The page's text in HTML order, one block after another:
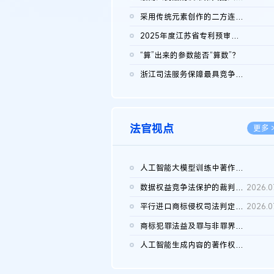
采用传统元素创作的二方连续装饰图案作品的独创性及侵权对比认定
2025年度江苏省专利预审典型案例
“算”出来的参数能否“算数”？
浙江司法服务保障最具竞争力营商环境建设典型案例（第二批）含侵...
法官视点 更多
人工智能大模型训练中著作权的合理使用
数据权益竞争法保护的裁判路径构建
平行进口商标侵权司法判定规则的困境与纾解
商标犯罪法益及罪与非罪界限研究
人工智能生成内容的著作权司法认定：演进逻辑、现实困境与规则建...